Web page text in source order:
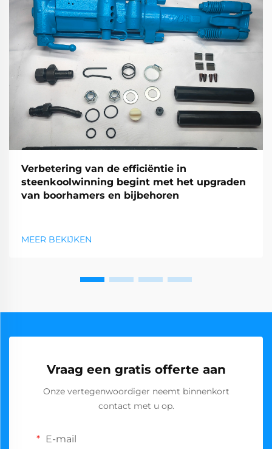
Verbetering van de efficiëntie in
steenkoolwinning begint met het upgraden
van boorhamers en bijbehoren
MEER BEKIJKEN
Vraag een gratis offerte aan
Onze vertegenwoordiger neemt binnenkort
contact met u op.
E-mail